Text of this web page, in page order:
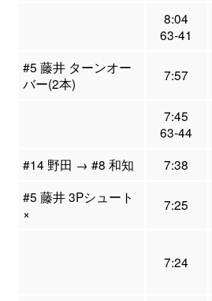
8:04
63-41
#5 藤井 ターンオー
バー(2本)
7:57
7:45
63-44
#14 野田 → #8 和知
7:38
#5 藤井 3Pシュート
×
7:25
7:24